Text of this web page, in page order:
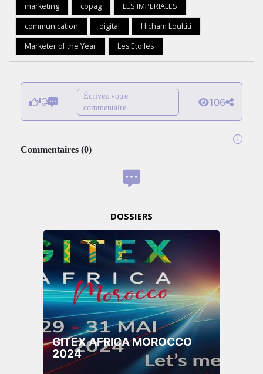
marketing copag
LES IMPERIALES
communication
digital
Hicham Loultiti
Marketer of the Year
Les Etoiles
Écrivez votre
commentaire
106
Commentaires (0)
DOSSIERS
GITEX AFRICA MOROCCO
2024